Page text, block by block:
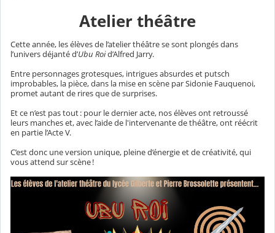
Atelier théâtre
Cette année, les élèves de l’atelier théâtre se sont plongés dans
l’univers déjanté d’Ubu Roid’Alfred Jarry.
Entre personnages grotesques, intrigues absurdes et putsch
improbables, la pièce, dans la mise en scène par Sidonie Fauquenoi,
promet autant de rires que de surprises.
Et ce n’est pas tout : pour le dernier acte, nos élèves ont retroussé
leurs manches et, avec l’aide de l'intervenante de théâtre, ont réécrit
en partie l’Acte V.
C’est donc une version unique, pleine d’énergie et de créativité, qui
vous attend sur scène !